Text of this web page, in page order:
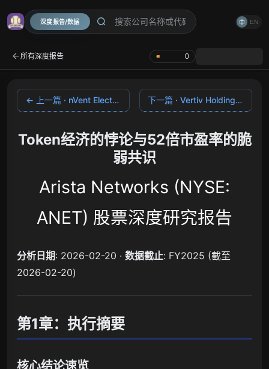
深度报告/数据 中 EN
所有深度报告 0
← 上一篇 · nVent Electric 下一篇 · Vertiv Holdings →
Token经济的悖论与52倍市盈率的脆
弱共识
Arista Networks (NYSE:
ANET) 股票深度研究报告
分析日期: 2026-02-20 · 数据截止: FY2025 (截至
2026-02-20)
第1章：执行摘要
核心结论速览